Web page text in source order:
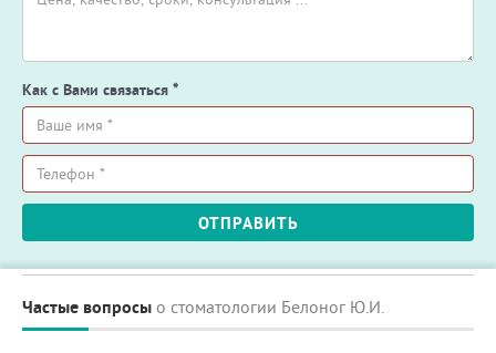
Как с Вами связаться *
Ваше
имя
*
Телефон
ОТПРАВИТЬ
Частые вопросы о стоматологии Белоног Ю.И.